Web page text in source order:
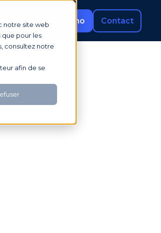
notre site web
que pour les
consultez notre
afin de se
Demander une démo Contact